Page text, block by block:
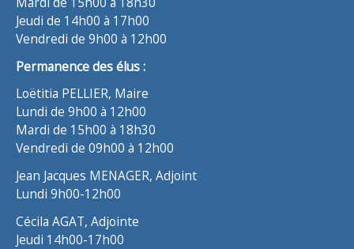
Jeudi de 14h00 à 17h00
Vendredi de 9h00 à 12h00
Permanence des élus :
Loëtitia PELLIER, Maire
Lundi de 9h00 à 12h00
Mardi de 15h00 à 18h30
Vendredi de 09h00 à 12h00
Jean Jacques MENAGER, Adjoint
Lundi 9h00-12h00
Cécila AGAT, Adjointe
Jeudi 14h00-17h00